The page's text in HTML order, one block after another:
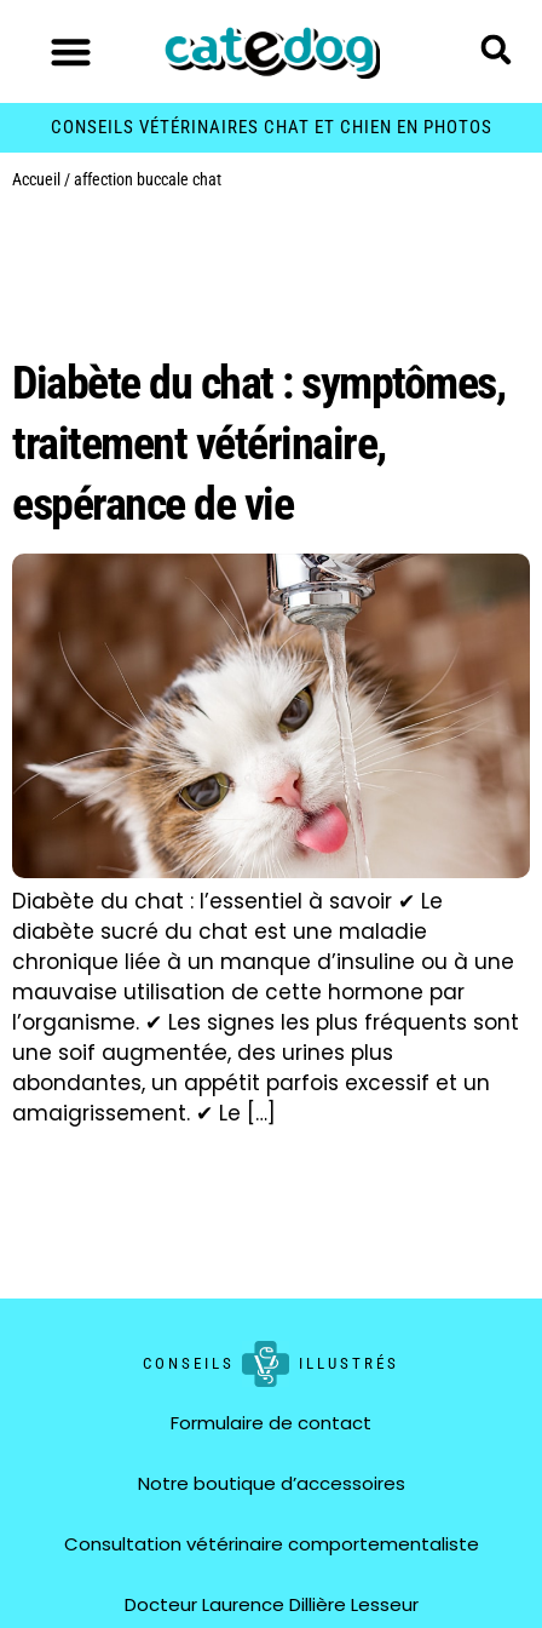
CONSEILS VÉTÉRINAIRES CHAT ET CHIEN EN PHOTOS
Accueil /affection buccale chat
Diabète du chat : symptômes,
traitement vétérinaire,
espérance de vie
Diabète du chat : l’essentiel à savoir ✔ Le
diabète sucré du chat est une maladie
chronique liée à un manque d’insuline ou à une
mauvaise utilisation de cette hormone par
l’organisme. ✔ Les signes les plus fréquents sont
une soif augmentée, des urines plus
abondantes, un appétit parfois excessif et un
amaigrissement. ✔ Le […]
CONSEILS ILLUSTRÉS
Formulaire de contact
Notre boutique d’accessoires
Consultation vétérinaire comportementaliste
Docteur Laurence Dillière Lesseur